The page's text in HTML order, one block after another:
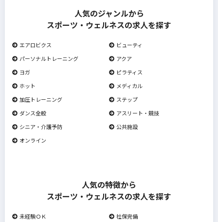
人気のジャンルから
スポーツ・ウェルネスの求人を探す
エアロビクス
ビューティ
パーソナルトレーニング
アクア
ヨガ
ピラティス
ホット
メディカル
加圧トレーニング
ステップ
ダンス全般
アスリート・競技
シニア・介護予防
公共施設
オンライン
人気の特徴から
スポーツ・ウェルネスの求人を探す
未経験ＯＫ
社保完備